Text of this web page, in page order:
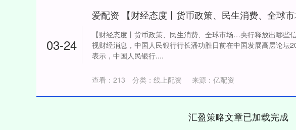
03-24
【财经态度丨货币政策、民生消费、全球市场…央行释放出哪些
视财经消息，中国人民银行行长潘功胜日前在中国发展高层论坛
表示，中国人民银行....
来源：亿配资
查看： 213 分类： 线上配资
汇盈策略文章已加载完成